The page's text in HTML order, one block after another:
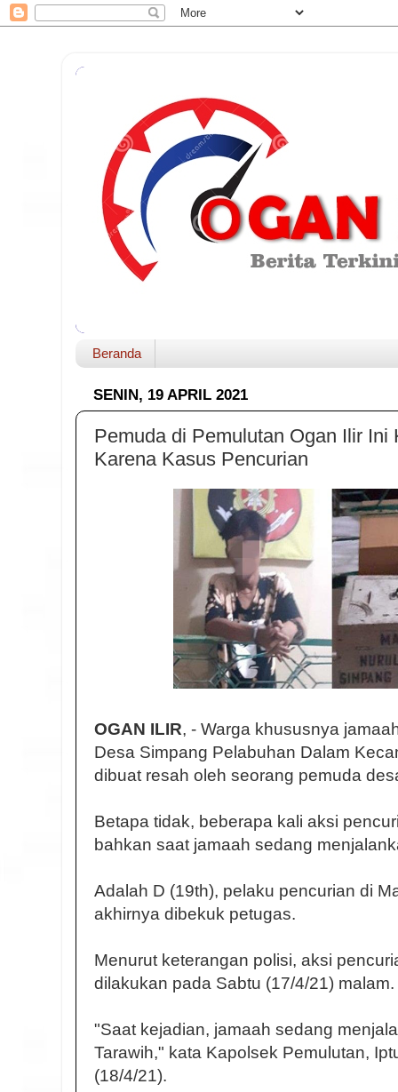
Beranda
SENIN, 19 APRIL 2021
Pemuda di Pemulutan Ogan Ilir Ini
Karena Kasus Pencurian
OGAN ILIR, - Warga khususnya
Desa Simpang Pelabuhan Dalam
dibuat resah oleh seorang pemuda
Betapa tidak, beberapa kali aksi
bahkan saat jamaah sedang
Adalah D (19th), pelaku pencurian di
akhirnya dibekuk petugas.
Menurut keterangan polisi, aksi
dilakukan pada Sabtu (17/4/21) malam.
"Saat kejadian, jamaah sedang
Tarawih," kata Kapolsek Pemulutan,
(18/4/21).